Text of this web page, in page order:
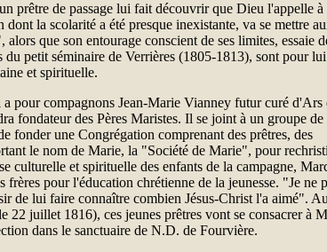
prêtre de passage lui fait découvrir que Dieu l'appelle à
la scolarité a été presque inexistante, va se mettre
que son entourage conscient de ses limites, essaie
du petit séminaire de Verrières (1805-1813), sont pour
et spirituelle.
pour compagnons Jean-Marie Vianney futur curé d'Ars
fondateur des Pères Maristes. Il se joint à un groupe de
fonder une Congrégation comprenant des prêtres, des
le nom de Marie, la "Société de Marie", pour
culturelle et spirituelle des enfants de la campagne,
frères pour l'éducation chrétienne de la jeunesse. "Je ne
de lui faire connaître combien Jésus-Christ l'a aimé". Au
22 juillet 1816), ces jeunes prêtres vont se consacrer à
dans le sanctuaire de N.D. de Fourvière.